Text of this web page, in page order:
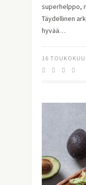
superhelppo,
Täydellinen
hyvää…
16